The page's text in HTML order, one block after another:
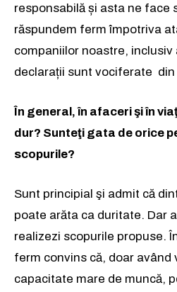
responsabilă și asta ne face
răspundem ferm împotriva
companiilor noastre,
declarații sunt vociferate
În general, în afaceri şi în
dur? Sunteţi gata de orice
scopurile?
Sunt principial şi admit că
poate arăta ca duritate. Dar
realizezi scopurile propuse.
ferm convins că, doar având
capacitate mare de muncă,